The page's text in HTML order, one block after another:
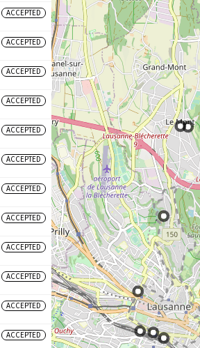
ACCEPTED
ACCEPTED
ACCEPTED
ACCEPTED
ACCEPTED
ACCEPTED
ACCEPTED
ACCEPTED
ACCEPTED
ACCEPTED
ACCEPTED
ACCEPTED